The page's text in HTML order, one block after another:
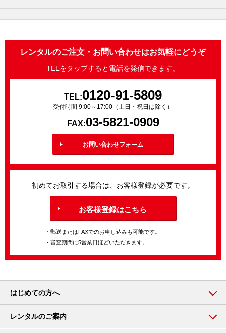
レンタルのご注文・お問い合わせはお気軽にどうぞ
TELをタップすると電話を発信できます。
TEL:0120-91-5809
受付時間 9:00～17:00（土日・祝日は除く）
FAX:03-5821-0909
お問い合わせフォーム
初めてお取引する場合は、お客様登録が必要です。
お客様登録はこちら
・郵送またはFAXでのお申し込みも可能です。
・審査期間に5営業日ほどいただきます。
はじめての方へ
レンタルのご案内